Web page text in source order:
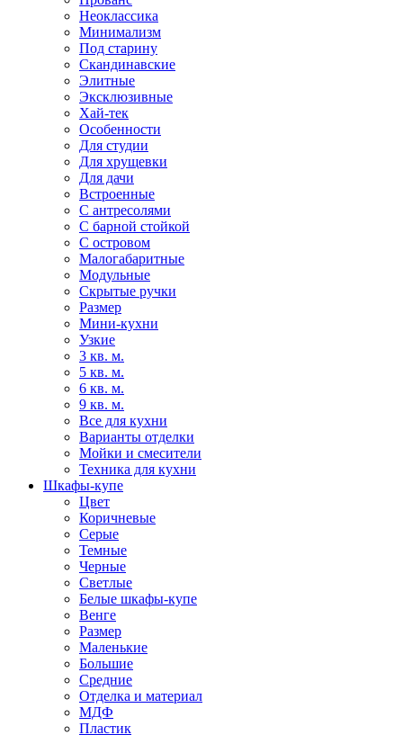
Неоклассика
Минимализм
Под старину
Скандинавские
Элитные
Эксклюзивные
Хай-тек
Особенности
Для студии
Для хрущевки
Для дачи
Встроенные
С антресолями
С барной стойкой
С островом
Малогабаритные
Модульные
Скрытые ручки
Размер
Мини-кухни
Узкие
3 кв. м.
5 кв. м.
6 кв. м.
9 кв. м.
Все для кухни
Варианты отделки
Мойки и смесители
Техника для кухни
Шкафы-купе
Цвет
Коричневые
Серые
Темные
Черные
Светлые
Белые шкафы-купе
Венге
Размер
Маленькие
Большие
Средние
Отделка и материал
МДФ
Пластик